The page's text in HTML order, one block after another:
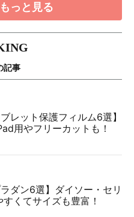
っと見る
記事
レット保護フィルム6選】
用やフリーカットも！
ラダン6選】ダイソー・セリ
くてサイズも豊富！